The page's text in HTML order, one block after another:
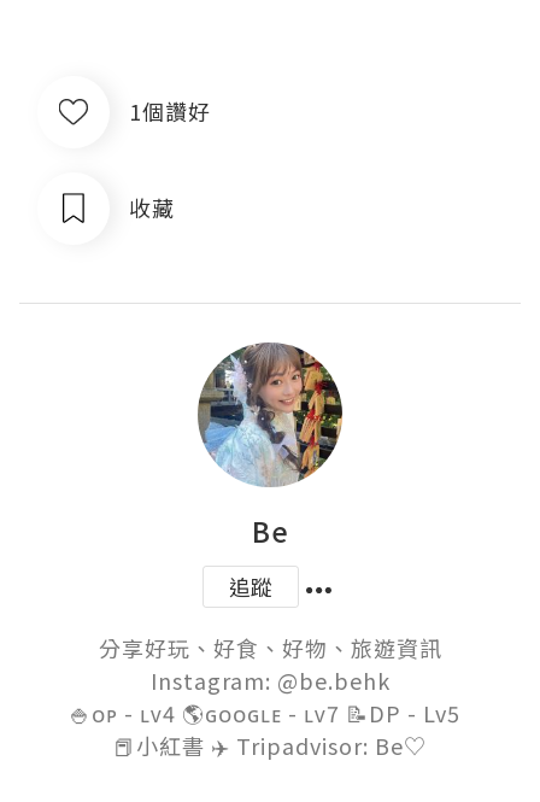
1個讚好
收藏
Be
追蹤
分享好玩、好食、好物、旅遊資訊
Instagram: @be.behk
🍚ᴏᴘ - ʟᴠ4 🌎ɢᴏᴏɢʟᴇ - ʟᴠ7 📝DP - Lv5